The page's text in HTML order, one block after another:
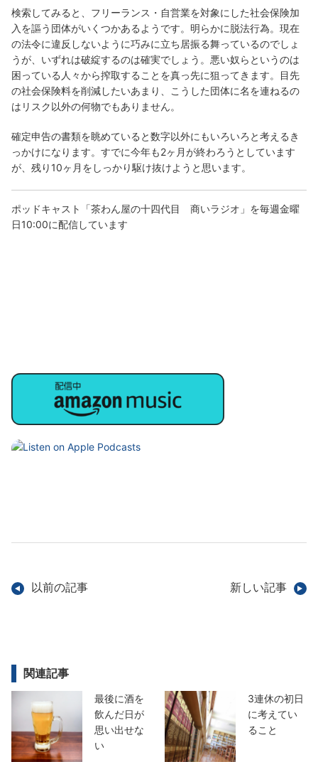
検索してみると、フリーランス・自営業を対象にした社会保険加
入を謳う団体がいくつかあるようです。明らかに脱法行為。現在
の法令に違反しないように巧みに立ち居振る舞っているのでしょ
うが、いずれは破綻するのは確実でしょう。悪い奴らというのは
困っている人々から搾取することを真っ先に狙ってきます。目先
の社会保険料を削減したいあまり、こうした団体に名を連ねるの
はリスク以外の何物でもありません。
確定申告の書類を眺めていると数字以外にもいろいろと考えるき
っかけになります。すでに今年も2ヶ月が終わろうとしています
が、残り10ヶ月をしっかり駆け抜けようと思います。
ポッドキャスト「茶わん屋の十四代目 商いラジオ」を毎週金曜
日10:00に配信しています
以前の記事 新しい記事
関連記事
最後に酒を
飲んだ日が
思い出せな
い
3連休の初日
に考えてい
ること